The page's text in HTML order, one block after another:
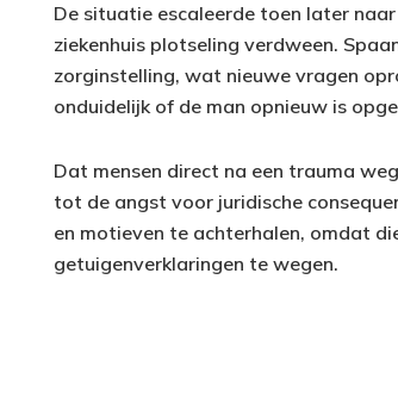
De situatie escaleerde toen later
ziekenhuis plotseling verdween.
zorginstelling, wat nieuwe vragen
onduidelijk of de man opnieuw is
Dat mensen direct na een trauma
tot de angst voor juridische
en motieven te achterhalen, omdat
getuigenverklaringen te wegen.